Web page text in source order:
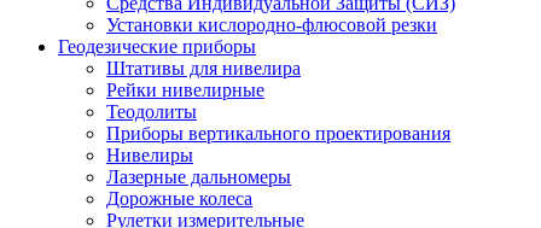
Установки кислородно-флюсовой резки
Геодезические приборы
Штативы для нивелира
Рейки нивелирные
Теодолиты
Приборы вертикального проектирования
Нивелиры
Лазерные дальномеры
Дорожные колеса
Рулетки измерительные